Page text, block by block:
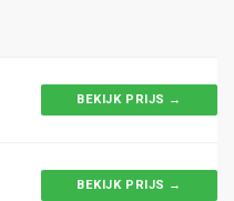
BEKIJK PRIJS →
BEKIJK PRIJS →